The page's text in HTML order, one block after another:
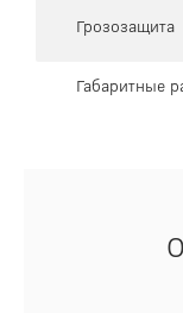
Грозозащита
Габаритные